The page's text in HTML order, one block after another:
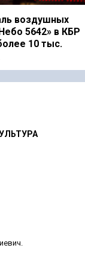
воздушных
5642» в КБР
10 тыс.